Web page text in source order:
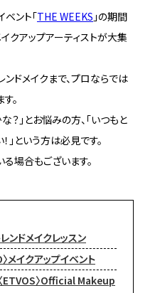
ント「THE WEEKS 」の期間
クアップアーティストが大集
ドメイクまで、プロならでは
。
？」とお悩みの方、「いつもと
」という方は必見です。
場合もございます。
ンドメイクレッスン
メイクアップイベント
〈ETVOS〉Official Makeup